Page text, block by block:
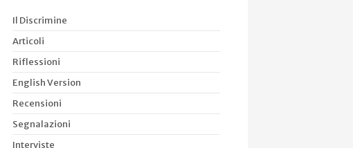
Il Discrimine
Articoli
Riflessioni
English Version
Recensioni
Segnalazioni
Interviste